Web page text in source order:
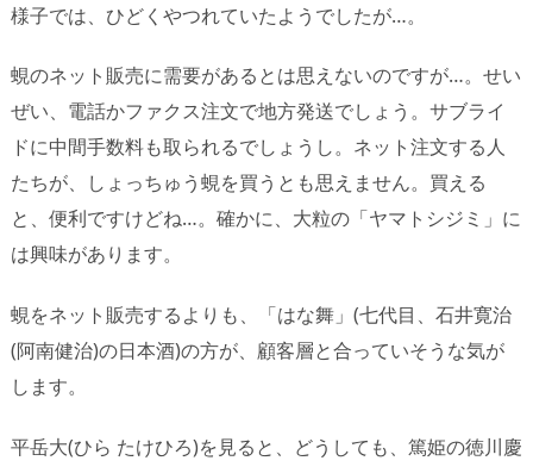
様子では、ひどくやつれていたようでしたが…。
蜆のネット販売に需要があるとは思えないのですが…。せい
ぜい、電話かファクス注文で地方発送でしょう。サブライ
ドに中間手数料も取られるでしょうし。ネット注文する人
たちが、しょっちゅう蜆を買うとも思えません。買える
と、便利ですけどね…。確かに、大粒の「ヤマトシジミ」に
は興味があります。
蜆をネット販売するよりも、「はな舞」(七代目、石井寛治
(阿南健治)の日本酒)の方が、顧客層と合っていそうな気が
します。
平岳大(ひら たけひろ)を見ると、どうしても、篤姫の徳川慶